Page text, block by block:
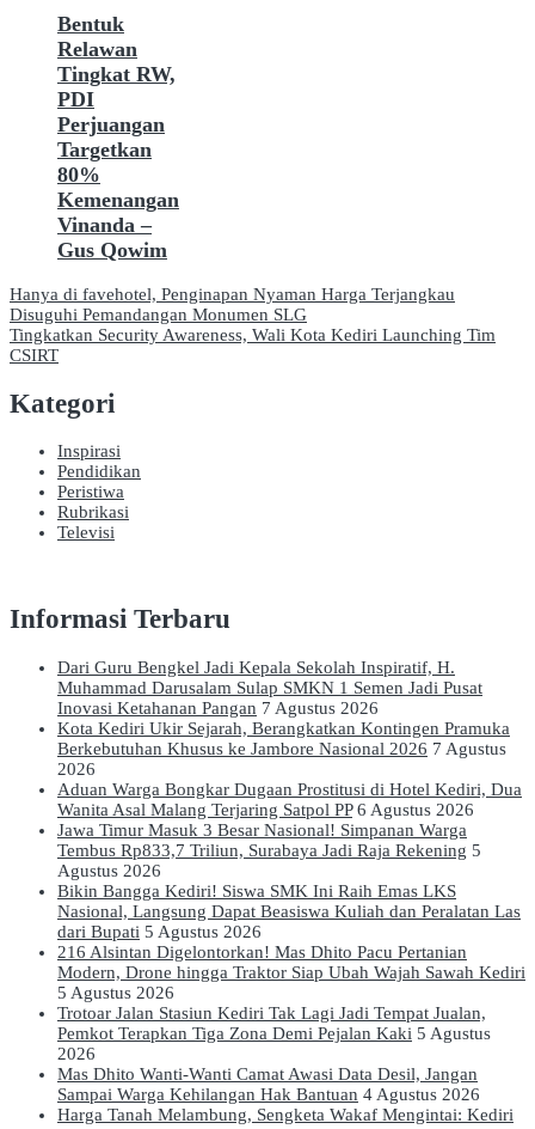
Bentuk
Relawan
Tingkat RW,
PDI
Perjuangan
Targetkan
80%
Kemenangan
Vinanda –
Gus Qowim
Navigasi
pos
Hanya di favehotel, Penginapan Nyaman Harga Terjangkau
Disuguhi Pemandangan Monumen SLG
Tingkatkan Security Awareness, Wali Kota Kediri Launching Tim
CSIRT
Kategori
Inspirasi
Pendidikan
Peristiwa
Rubrikasi
Televisi
Informasi Terbaru
Dari Guru Bengkel Jadi Kepala Sekolah Inspiratif, H.
Muhammad Darusalam Sulap SMKN 1 Semen Jadi Pusat
Inovasi Ketahanan Pangan 7 Agustus 2026
Kota Kediri Ukir Sejarah, Berangkatkan Kontingen Pramuka
Berkebutuhan Khusus ke Jambore Nasional 2026 7 Agustus
2026
Aduan Warga Bongkar Dugaan Prostitusi di Hotel Kediri, Dua
Wanita Asal Malang Terjaring Satpol PP 6 Agustus 2026
Jawa Timur Masuk 3 Besar Nasional! Simpanan Warga
Tembus Rp833,7 Triliun, Surabaya Jadi Raja Rekening 5
Agustus 2026
Bikin Bangga Kediri! Siswa SMK Ini Raih Emas LKS
Nasional, Langsung Dapat Beasiswa Kuliah dan Peralatan Las
dari Bupati 5 Agustus 2026
216 Alsintan Digelontorkan! Mas Dhito Pacu Pertanian
Modern, Drone hingga Traktor Siap Ubah Wajah Sawah Kediri
5 Agustus 2026
Trotoar Jalan Stasiun Kediri Tak Lagi Jadi Tempat Jualan,
Pemkot Terapkan Tiga Zona Demi Pejalan Kaki 5 Agustus
2026
Mas Dhito Wanti-Wanti Camat Awasi Data Desil, Jangan
Sampai Warga Kehilangan Hak Bantuan 4 Agustus 2026
Harga Tanah Melambung, Sengketa Wakaf Mengintai: Kediri